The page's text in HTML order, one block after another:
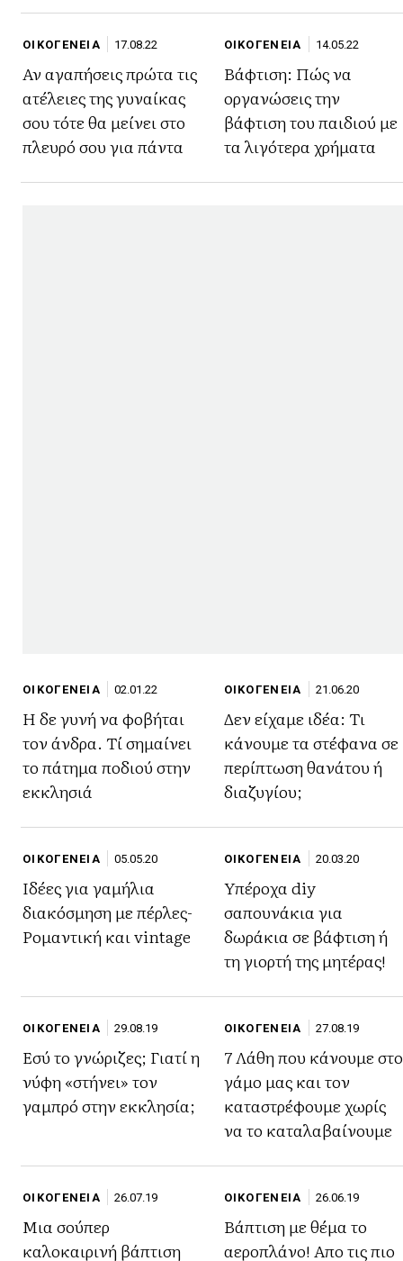
ΟΙΚΟΓΕΝΕΙΑ 17.08.22
Αν αγαπήσεις πρώτα τις
ατέλειες της γυναίκας
σου τότε θα μείνει στο
πλευρό σου για πάντα
ΟΙΚΟΓΕΝΕΙΑ 14.05.22
Βάφτιση: Πώς να
οργανώσεις την
βάφτιση του παιδιού με
τα λιγότερα χρήματα
ΟΙΚΟΓΕΝΕΙΑ 02.01.22
Η δε γυνή να φοβήται
τον άνδρα. Τί σημαίνει
το πάτημα ποδιού στην
εκκλησιά
ΟΙΚΟΓΕΝΕΙΑ 21.06.20
Δεν είχαμε ιδέα: Τι
κάνουμε τα στέφανα σε
περίπτωση θανάτου ή
διαζυγίου;
ΟΙΚΟΓΕΝΕΙΑ 05.05.20
Ιδέες για γαμήλια
διακόσμηση με πέρλες-
Ρομαντική και vintage
ΟΙΚΟΓΕΝΕΙΑ 20.03.20
Υπέροχα diy
σαπουνάκια για
δωράκια σε βάφτιση ή
τη γιορτή της μητέρας!
ΟΙΚΟΓΕΝΕΙΑ 29.08.19
Εσύ το γνώριζες; Γιατί η
νύφη «στήνει» τον
γαμπρό στην εκκλησία;
ΟΙΚΟΓΕΝΕΙΑ 27.08.19
7 Λάθη που κάνουμε στο
γάμο μας και τον
καταστρέφουμε χωρίς
να το καταλαβαίνουμε
ΟΙΚΟΓΕΝΕΙΑ 26.07.19
Μια σούπερ
καλοκαιρινή βάπτιση
ΟΙΚΟΓΕΝΕΙΑ 26.06.19
Βάπτιση με θέμα το
αεροπλάνο! Απο τις πιο